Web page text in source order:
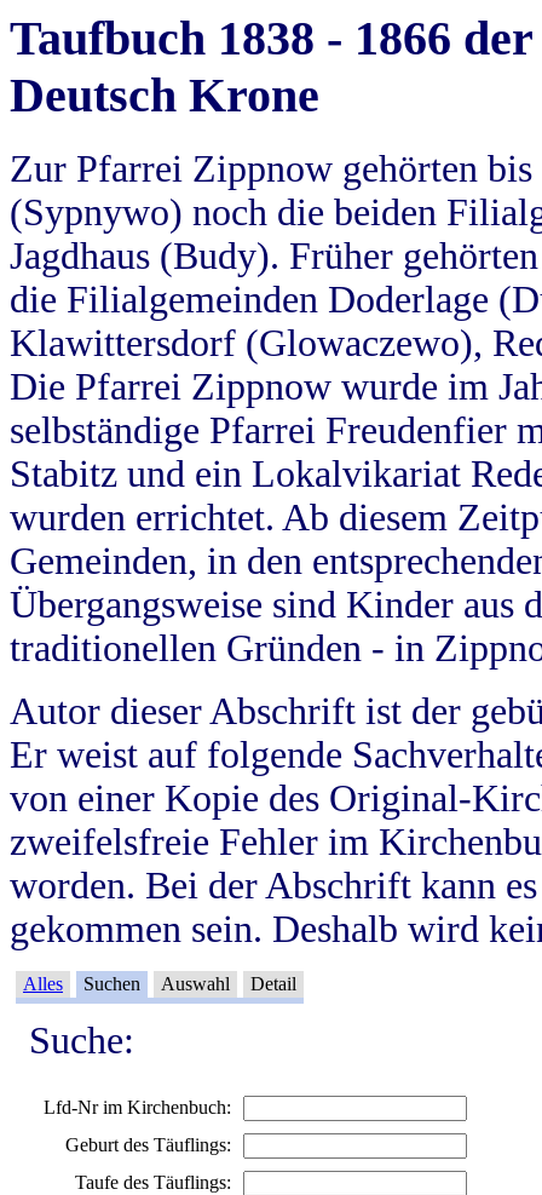
Taufbuch 1838 - 1866
Deutsch Krone
Zur Pfarrei Zippnow gehörten
(Sypnywo) noch die beiden
Jagdhaus (Budy). Früher
die Filialgemeinden Doderlage
Klawittersdorf (Glowaczewo),
Die Pfarrei Zippnow wurde im
selbständige Pfarrei Freudenfier
Stabitz und ein Lokalvikariat
wurden errichtet. Ab diesem
Gemeinden, in den
Übergangsweise sind Kinder aus
traditionellen Gründen - in
Autor dieser Abschrift ist der
Er weist auf folgende
von einer Kopie des Original-
zweifelsfreie Fehler im
worden. Bei der Abschrift kann
gekommen sein. Deshalb wird
Alles Suchen Auswahl Detail
Suche:
Lfd-Nr im Kirchenbuch:
Geburt des Täuflings:
Taufe des Täuflings: